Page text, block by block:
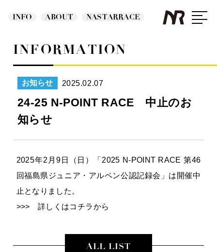
INFO ABOUT NASTARRACE
INFORMATION
お知らせ 2025.02.07
24-25 N-POINT RACE 中止のお
知らせ
2025年2月9日（日）「2025 N-POINT RACE 第46
回福島県ジュニア・アルペン公認記録会」は開催中
止となりました。
>>> 詳しくはコチラから
ALL LIST